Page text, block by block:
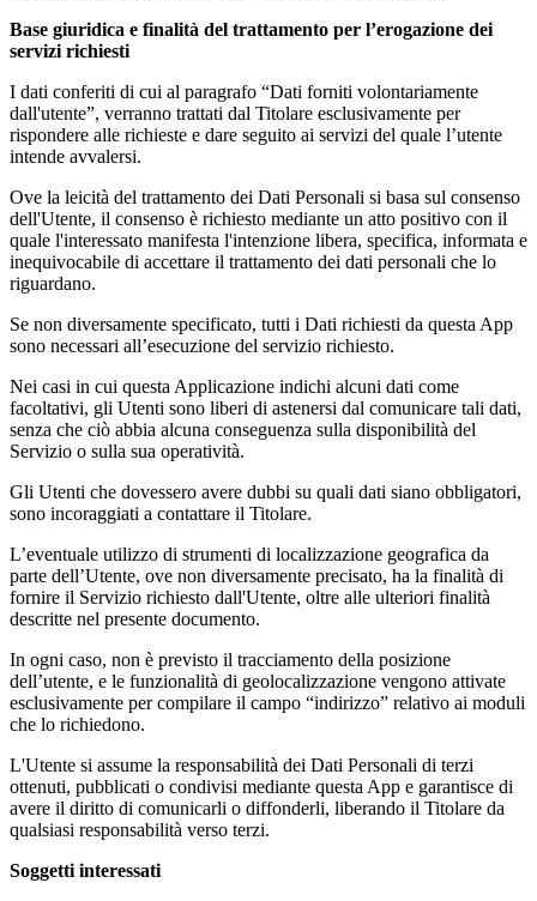
Base giuridica e finalità del trattamento per l’erogazione dei
servizi richiesti
I dati conferiti di cui al paragrafo “Dati forniti volontariamente
dall'utente”, verranno trattati dal Titolare esclusivamente per
rispondere alle richieste e dare seguito ai servizi del quale l’utente
intende avvalersi.
Ove la leicità del trattamento dei Dati Personali si basa sul consenso
dell'Utente, il consenso è richiesto mediante un atto positivo con il
quale l'interessato manifesta l'intenzione libera, specifica, informata e
inequivocabile di accettare il trattamento dei dati personali che lo
riguardano.
Se non diversamente specificato, tutti i Dati richiesti da questa App
sono necessari all’esecuzione del servizio richiesto.
Nei casi in cui questa Applicazione indichi alcuni dati come
facoltativi, gli Utenti sono liberi di astenersi dal comunicare tali dati,
senza che ciò abbia alcuna conseguenza sulla disponibilità del
Servizio o sulla sua operatività.
Gli Utenti che dovessero avere dubbi su quali dati siano obbligatori,
sono incoraggiati a contattare il Titolare.
L’eventuale utilizzo di strumenti di localizzazione geografica da
parte dell’Utente, ove non diversamente precisato, ha la finalità di
fornire il Servizio richiesto dall'Utente, oltre alle ulteriori finalità
descritte nel presente documento.
In ogni caso, non è previsto il tracciamento della posizione
dell’utente, e le funzionalità di geolocalizzazione vengono attivate
esclusivamente per compilare il campo “indirizzo” relativo ai moduli
che lo richiedono.
L'Utente si assume la responsabilità dei Dati Personali di terzi
ottenuti, pubblicati o condivisi mediante questa App e garantisce di
avere il diritto di comunicarli o diffonderli, liberando il Titolare da
qualsiasi responsabilità verso terzi.
Soggetti interessati